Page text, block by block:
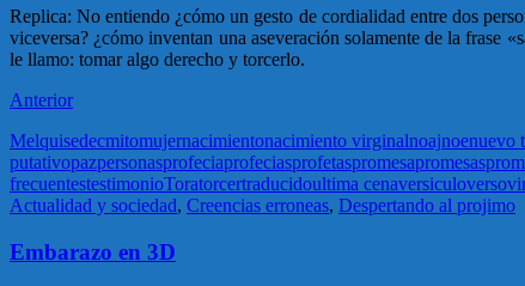
Replica: No entiendo ¿cómo un gesto de cordialidad entre dos
viceversa? ¿cómo inventan una aseveración solamente de la frase
le llamo: tomar algo derecho y torcerlo.
Anterior
Melquisedecmitomujernacimientonacimiento virginalnoajnoenuevo
putativopazpersonasprofeciaprofeciasprofetaspromesapromesas
frecuentestestimonioToratorcertraducidoultima cenaversiculoverso
Actualidad y sociedad, Creencias erroneas, Despertando al projimo
Embarazo en 3D